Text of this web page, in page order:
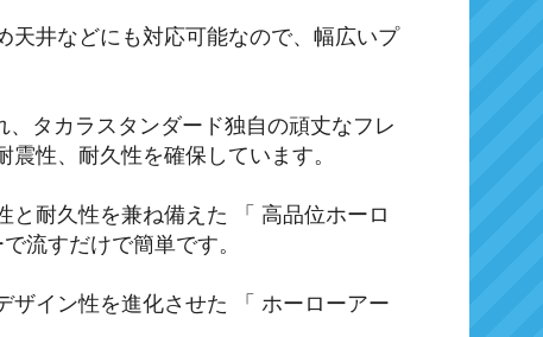
天井などにも対応可能なので、幅広いプ
タカラスタンダード独自の頑丈なフレ
性、耐久性を確保しています。
耐久性を兼ね備えた 「 高品位ホーロ
流すだけで簡単です。
ザイン性を進化させた 「 ホーローアー